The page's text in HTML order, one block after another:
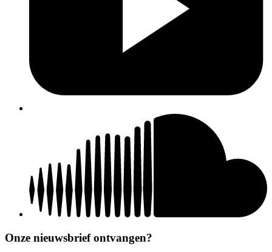
Onze nieuwsbrief ontvangen?